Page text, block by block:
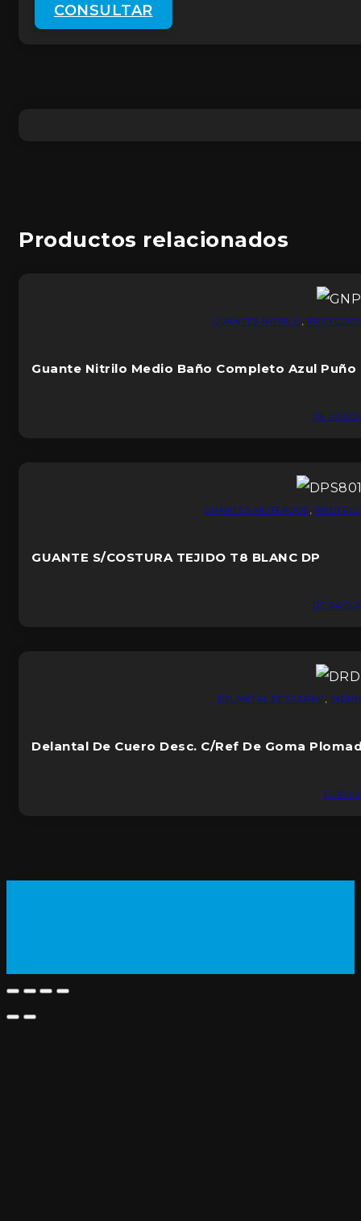
CONSULTAR
Productos relacionados
GUANTES NITRILO,
Guante Nitrilo Medio Baño Completo Azul Puño
DE
GUANTES MOTEADOS,
GUANTE S/COSTURA TEJIDO T8 BLANC DP
DE
DELANTAL DESCARNE
Delantal De Cuero Desc. C/Ref De Goma